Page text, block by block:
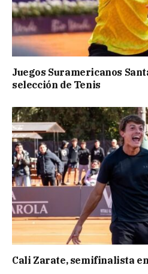
Juegos Suramericanos
selección de Tenis
Cali Zarate, semifinalista